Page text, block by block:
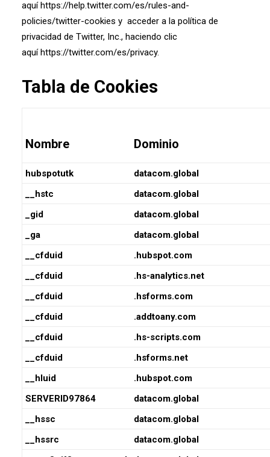
aquíhttps://help.twitter.com/es/rules-and-
policies/twitter-cookies y acceder a la política de
privacidad de Twitter, Inc., haciendo clic
aquíhttps://twitter.com/es/privacy.
Tabla de Cookies
Nombre Dominio
hubspotutk
datacom.global
__hstc
datacom.global
_gid
datacom.global
_ga
datacom.global
__cfduid
.hubspot.com
__cfduid
.hs-analytics.net
__cfduid
.hsforms.com
__cfduid
.addtoany.com
__cfduid
.hs-scripts.com
__cfduid
.hsforms.net
__hluid
.hubspot.com
SERVERID97864
datacom.global
__hssc
datacom.global
__hssrc
datacom.global